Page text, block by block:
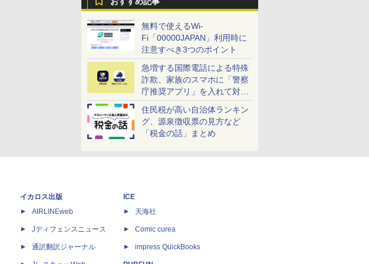
無料で使えるWi-
Fi「00000JAPAN」利用時に
注意すべき3つのポイント
急増する国際電話による特殊
詐欺、家族のスマホに「警察
庁推奨アプリ」を入れて対策
しよう！
住民税が高い自治体ランキン
グ、源泉徴収票の見方など
「税金の話」まとめ
イカロス出版
AIRLINEweb
Jディフェンスニュース
通訳翻訳ジャーナル
ICE
天海社
Comic curea
impress QuickBooks